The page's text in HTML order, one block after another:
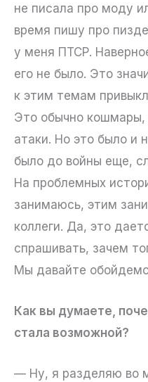
не писала про моду
время пишу про
у меня ПТСР.
его не было. Это
к этим темам
Это обычно кошмары,
атаки. Но это было и
было до войны еще,
На проблемных
занимаюсь, этим
коллеги. Да, это
спрашивать, зачем
Мы давайте
Как вы думаете,
стала возможной?
— Ну, я разделяю во